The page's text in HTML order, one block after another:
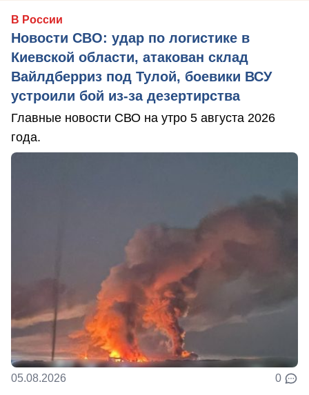
В России
Новости СВО: удар по логистике в
Киевской области, атакован склад
Вайлдберриз под Тулой, боевики ВСУ
устроили бой из-за дезертирства
Главные новости СВО на утро 5 августа 2026
года.
05.08.2026 0